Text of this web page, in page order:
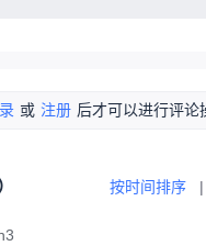
或 注册 后才可以进行评论
按时间排序 |